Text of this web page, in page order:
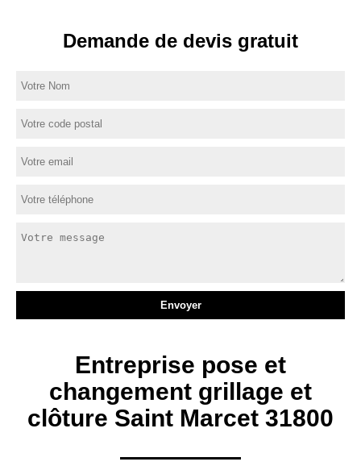
Demande de devis gratuit
Entreprise pose et
changement grillage et
clôture Saint Marcet 31800